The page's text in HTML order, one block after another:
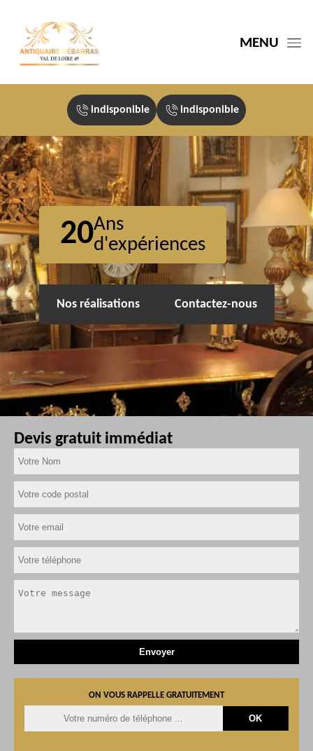
MENU
indisponible indisponible
20Ans
d'expériences
Nos réalisations Contactez-nous
Devis gratuit immédiat
ON VOUS RAPPELLE GRATUITEMENT